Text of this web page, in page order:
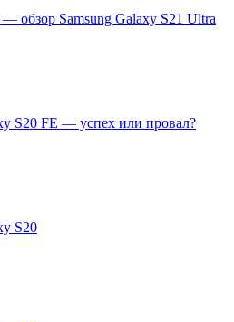
обзор Samsung Galaxy S21 Ultra
S20 FE — успех или провал?
S20